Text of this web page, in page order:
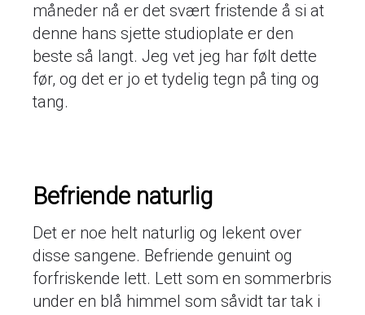
måneder nå er det svært fristende å si at
denne hans sjette studioplate er den
beste så langt. Jeg vet jeg har følt dette
før, og det er jo et tydelig tegn på ting og
tang.
Befriende naturlig
Det er noe helt naturlig og lekent over
disse sangene. Befriende genuint og
forfriskende lett. Lett som en sommerbris
under en blå himmel som såvidt tar tak i